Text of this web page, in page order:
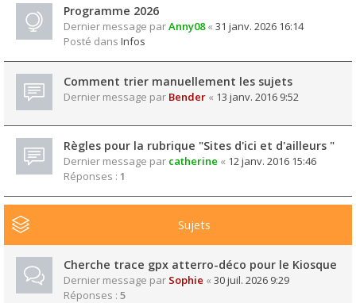
Programme 2026
Dernier message parAnny08« 31 janv. 2026 16:14
Posté dans Infos
Comment trier manuellement les sujets
Dernier message par Bender « 13 janv. 2016 9:52
Règles pour la rubrique "Sites d'ici et d'ailleurs "
Dernier message par catherine « 12 janv. 2016 15:46
Réponses : 1
Sujets
Cherche trace gpx atterro-déco pour le Kiosque
Dernier message par Sophie « 30 juil. 2026 9:29
Réponses : 5